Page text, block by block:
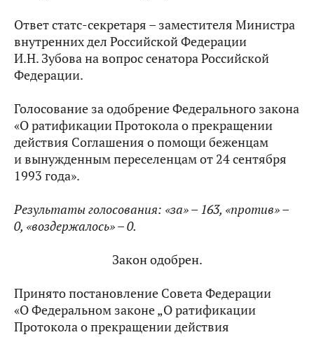
Ответ статс-секретаря – заместителя Министра
внутренних дел Российской Федерации
И.Н. Зубова на вопрос сенатора Российской
Федерации.
Голосование за одобрение Федерального закона
«О ратификации Протокола о прекращении
действия Соглашения о помощи беженцам
и вынужденным переселенцам от 24 сентября
1993 года».
Результаты голосования: «за» – 163, «против» –
0, «воздержалось» – 0.
Закон одобрен.
Принято постановление Совета Федерации
«О Федеральном законе „О ратификации
Протокола о прекращении действия